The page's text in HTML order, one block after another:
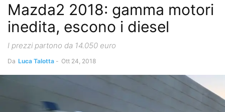
Mazda2 2018: gamma motori
inedita, escono i diesel
I prezzi partono da 14.050 euro
Da Luca Talotta - Ott 24, 2018